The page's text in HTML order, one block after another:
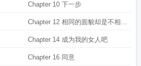
Chapter 10 下一步
Chapter 12 相同的面貌却是不相同
的个性
Chapter 14 成为我的女人吧
Chapter 16 同意